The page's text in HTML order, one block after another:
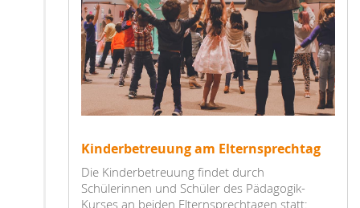
Kinderbetreuung am Elternsprechtag
Die Kinderbetreuung findet durch
Schülerinnen und Schüler des Pädagogik-
Kurses an beiden Elternsprechtagen statt: